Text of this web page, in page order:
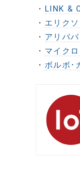
・ LINK &
・ エリク
・ アリバ
・ マイク
・ ボルボ･